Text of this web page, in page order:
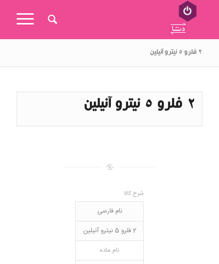
۲ فلرو ۵ نیترو آنیلین
2 فلرو 5 نیترو آنیلین
شرح کالا
نام فارسی
2 فلرو 5 نیترو آنیلین
نام ماده